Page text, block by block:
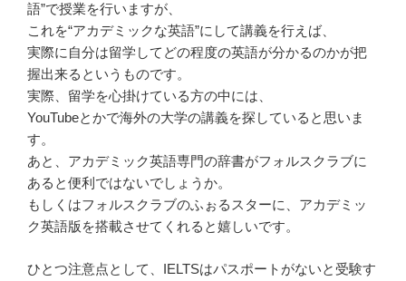
語”で授業を行いますが、
これを“アカデミックな英語”にして講義を行えば、
実際に自分は留学してどの程度の英語が分かるのかが把
握出来るというものです。
実際、留学を心掛けている方の中には、
YouTubeとかで海外の大学の講義を探していると思いま
す。
あと、アカデミック英語専門の辞書がフォルスクラブに
あると便利ではないでしょうか。
もしくはフォルスクラブのふぉるスターに、アカデミッ
ク英語版を搭載させてくれると嬉しいです。
ひとつ注意点として、IELTSはパスポートがないと受験す